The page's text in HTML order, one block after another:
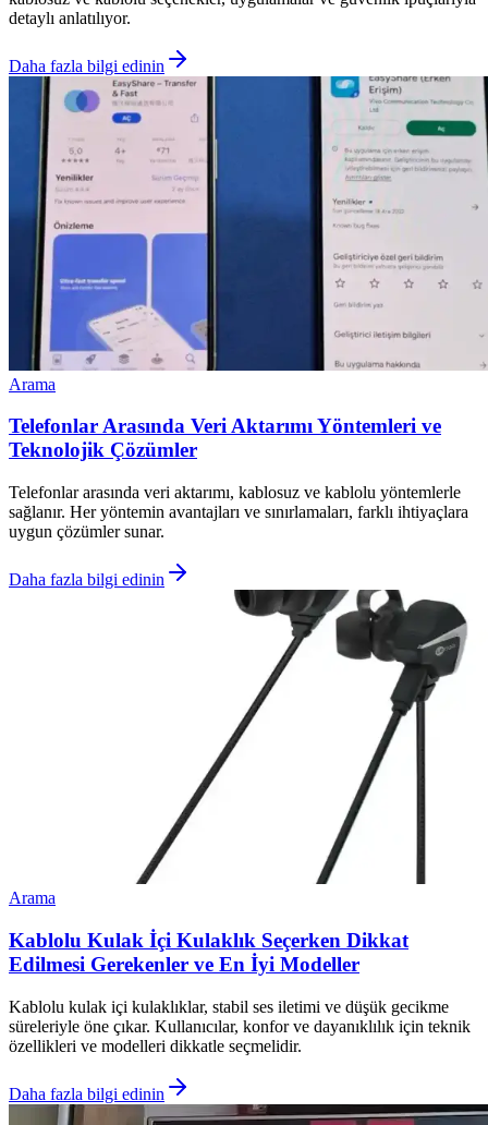
detaylı anlatılıyor.
Daha fazla bilgi edinin
Arama
Telefonlar Arasında Veri Aktarımı Yöntemleri ve
Teknolojik Çözümler
Telefonlar arasında veri aktarımı, kablosuz ve kablolu yöntemlerle
sağlanır. Her yöntemin avantajları ve sınırlamaları, farklı ihtiyaçlara
uygun çözümler sunar.
Daha fazla bilgi edinin
Arama
Kablolu Kulak İçi Kulaklık Seçerken Dikkat
Edilmesi Gerekenler ve En İyi Modeller
Kablolu kulak içi kulaklıklar, stabil ses iletimi ve düşük gecikme
süreleriyle öne çıkar. Kullanıcılar, konfor ve dayanıklılık için teknik
özellikleri ve modelleri dikkatle seçmelidir.
Daha fazla bilgi edinin